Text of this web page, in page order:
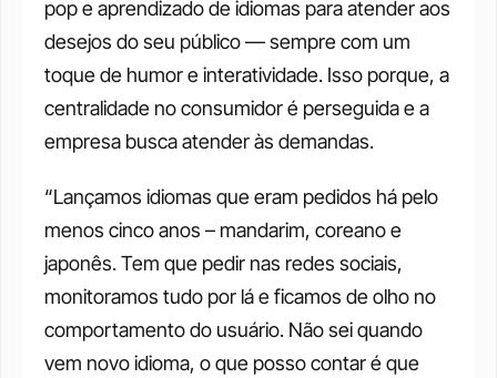
pop e aprendizado de idiomas para atender aos
desejos do seu público — sempre com um
toque de humor e interatividade. Isso porque, a
centralidade no consumidor é perseguida e a
empresa busca atender às demandas.
“Lançamos idiomas que eram pedidos há pelo
menos cinco anos – mandarim, coreano e
japonês. Tem que pedir nas redes sociais,
monitoramos tudo por lá e ficamos de olho no
comportamento do usuário. Não sei quando
vem novo idioma, o que posso contar é que